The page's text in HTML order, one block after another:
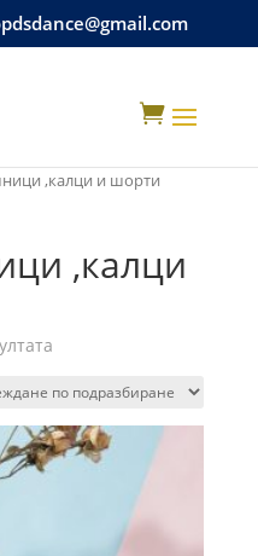

,калци и шорти
,калци